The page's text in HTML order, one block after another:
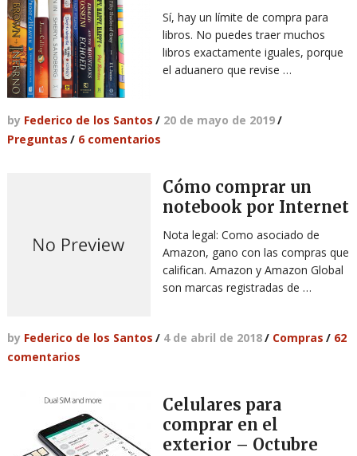
Sí, hay un límite de compra para
libros. No puedes traer muchos
libros exactamente iguales, porque
el aduanero que revise …
by Federico de los Santos / 20 de mayo de 2019/
Preguntas / 6 comentarios
Cómo comprar un
notebook por Internet
Nota legal: Como asociado de
Amazon, gano con las compras que
califican. Amazon y Amazon Global
son marcas registradas de …
by Federico de los Santos / 4 de abril de 2018/ Compras / 62
comentarios
Celulares para
comprar en el
exterior – Octubre